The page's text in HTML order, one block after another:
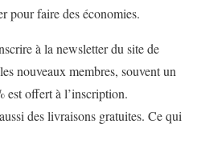
pour faire des économies.
à la newsletter du site de
nouveaux membres, souvent un
est offert à l’inscription.
des livraisons gratuites. Ce qui